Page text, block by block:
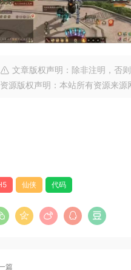
文章版权声明：除非注明，否
资源版权声明：本站所有资源来源
仙侠 代码
篇